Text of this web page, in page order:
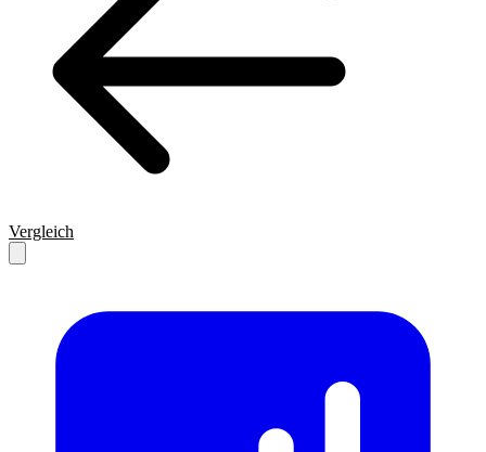
Vergleich